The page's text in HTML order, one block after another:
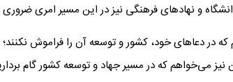
و نهادهای فرهنگی نیز در این مسیر امری
در دعاهای خود، کشور و توسعه آن را فراموش نکنند؛
نیز می‌خواهم که در مسیر جهاد و توسعه کشور گام